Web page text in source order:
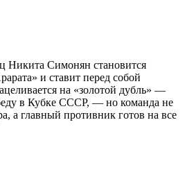
Никита Симонян становится
и ставит перед собой
на «золотой дубль» —
в Кубке СССР, — но команда не
а главный противник готов на все